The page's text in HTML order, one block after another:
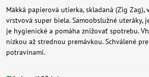
Mäkká papierová utierka, skladaná (Zig
vrstvová super biela. Samoobslužné uteráky,
je hygienické a pomáha znižovať spotrebu.
nízkou až strednou premávkou. Schválené
potravinami.